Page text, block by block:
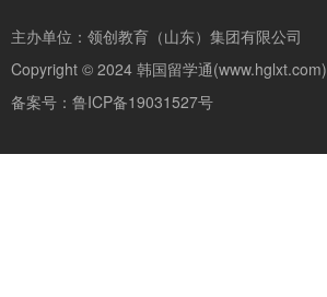
主办单位： 领创教育（山东）集团有限公司
Copyright © 2024 韩国留学通(www.hglxt.com)
备案号： 鲁ICP备19031527号